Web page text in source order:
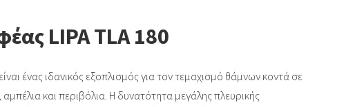
LIPA TLA 180
ένας ιδανικός εξοπλισμός για τον τεμαχισμό θάμνων κοντά σε
και περιβόλια. Η δυνατότητα μεγάλης πλευρικής